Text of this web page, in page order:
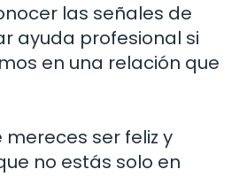
las señales de
ayuda profesional si
en una relación que
mereces ser feliz y
no estás solo en